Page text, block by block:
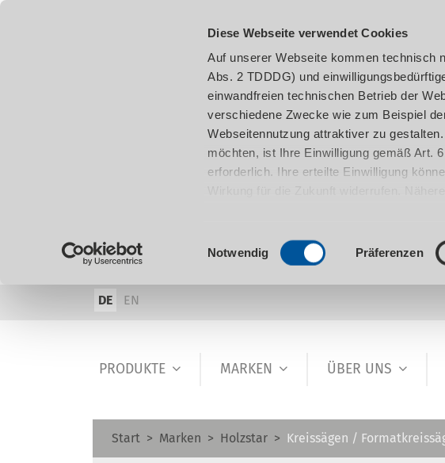
Diese Webseite verwendet Cookies
Auf unserer Webseite kommen technisch
Abs. 2 TDDDG) und
einwandfreien technischen Betrieb der
verschiedene Zwecke wie zum Beispiel
Webseitennutzung attraktiver zu
möchten, ist Ihre Einwilligung gemäß Art.
erforderlich. Ihre erteilte Einwilligung
Einwilligungsauswahl
Notwendig Präferenzen
DE EN
PRODUKTE MARKEN ÜBER UNS
Start Marken Holzstar Kreissägen /